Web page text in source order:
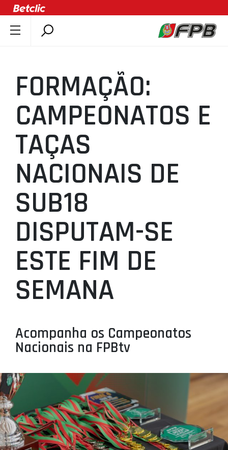
ÚLTIMAS
COMPETIÇÕES
ASSOCIAÇÕES
CLUBES
AGENTES
AGENDA
SELEÇÕES
MINIBASQUETE
ÁREA TÉCNICA
PROJETOS
LIGA BETCLIC MASCULINA
LIGA BETCLIC FEMININA
FORMAÇÃO:
CAMPEONATOS E
TAÇAS
NACIONAIS DE
SUB18
DISPUTAM-SE
ESTE FIM DE
SEMANA
Acompanha os Campeonatos
Nacionais na FPBtv